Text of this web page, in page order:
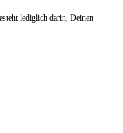
lediglich darin, Deinen